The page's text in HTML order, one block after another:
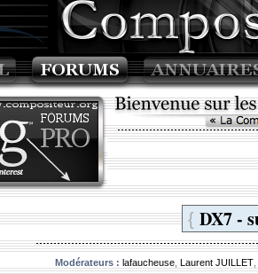
{ DX7 -
Modérateurs : lafaucheuse Laurent JUILLET